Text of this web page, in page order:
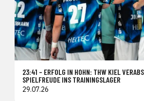
23:41 – ERFOLG IN HOHN: THW KIEL
SPIELFREUDE INS TRAININGSLAGER
29.07.26